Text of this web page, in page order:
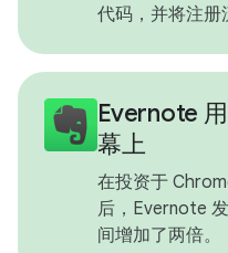
代码，并将注册
Evernote
幕上
在投资于
后，Evernote
间增加了两倍。